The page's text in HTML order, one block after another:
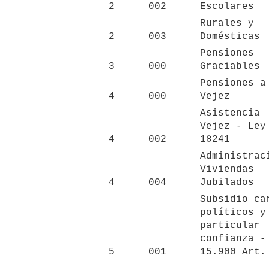
2 002
Escolares
2 003
Rurales y
Domésticas
3 000
Pensiones
Graciables
4 000
Pensiones
Vejez
4 002
Asistencia
Vejez - Ley
18241
4 004
Viviendas
Jubilados
5 001
Subsidio
políticos y
particular
confianza -
15.900 Art.